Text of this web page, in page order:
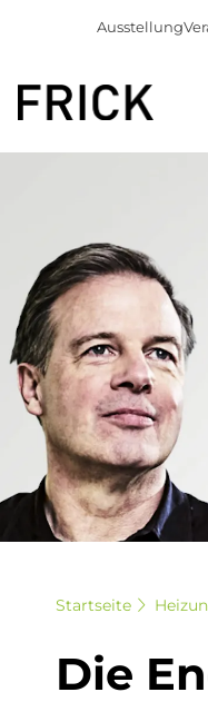
Ausstellung
Startseite
Die